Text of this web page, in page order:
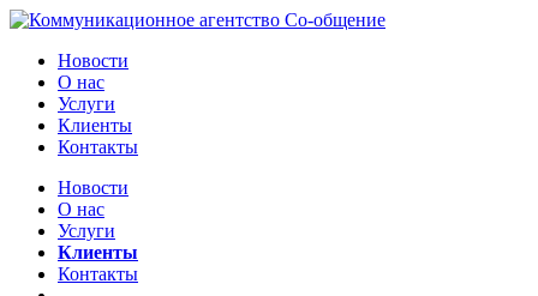
Новости
О нас
Услуги
Клиенты
Контакты
Новости
О нас
Услуги
Клиенты
Контакты